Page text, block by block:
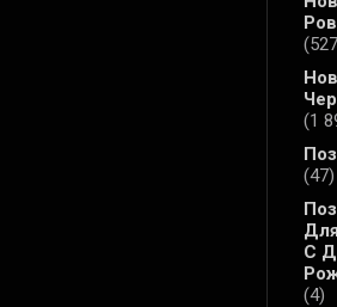
(1
(47)
С
(4)